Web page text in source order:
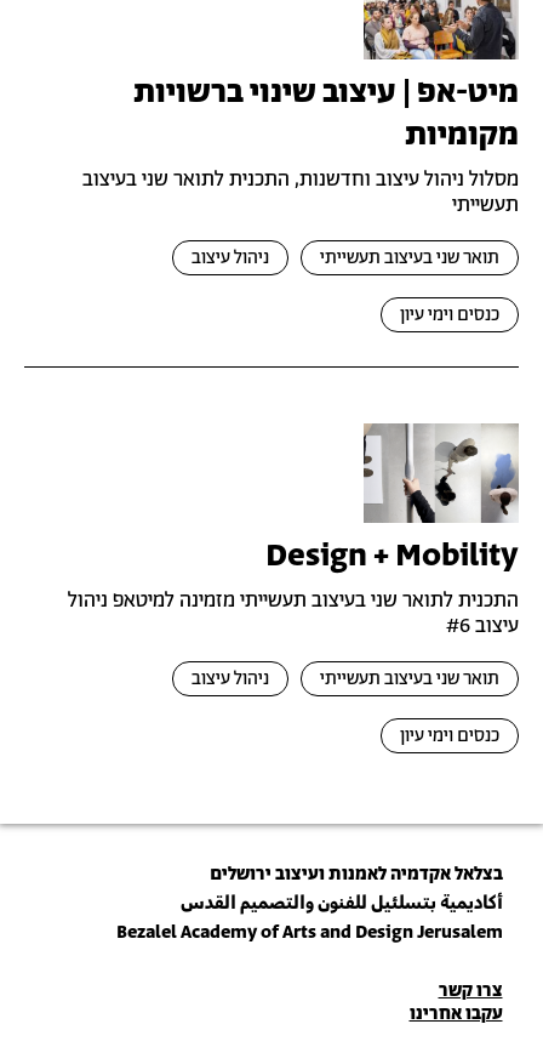
מיט-אפ | עיצוב שינוי ברשויות
מקומיות
מסלול ניהול עיצוב וחדשנות, התכנית לתואר שני בעיצוב
תעשייתי
תואר שני בעיצוב תעשייתי ניהול עיצוב
כנסים וימי עיון
Design + Mobility
התכנית לתואר שני בעיצוב תעשייתי מזמינה למיטאפ ניהול
עיצוב #6
תואר שני בעיצוב תעשייתי ניהול עיצוב
כנסים וימי עיון
בצלאל אקדמיה לאמנות ועיצוב ירושלים
أكاديمية بتسلئيل للفنون والتصميم القدس
Bezalel Academy of Arts and Design Jerusalem
פרטי
יצירת
צרו קשר
עקבו אחרינו